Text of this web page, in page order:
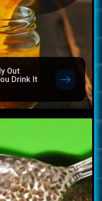
Out
Drink It